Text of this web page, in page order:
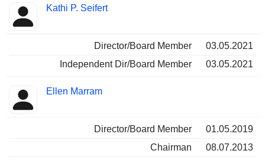
Insider
Besetzte
Kathi P. Seifert
Director/Board Member
03.05.2021
Independent Dir/Board Member
03.05.2021
Ellen Marram
Director/Board Member
01.05.2019
Chairman
08.07.2013